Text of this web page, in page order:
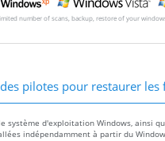
number of scans, backup, restore of your
pilotes pour restaurer
système d'exploitation Windows, ainsi
indépendamment à partir du